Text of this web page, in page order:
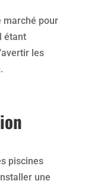
marché pour
étant
les
piscines
une